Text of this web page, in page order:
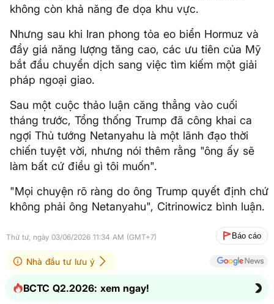
không còn khả năng đe dọa khu vực.
Nhưng sau khi Iran phong tỏa eo biển Hormuz và
đẩy giá năng lượng tăng cao, các ưu tiên của Mỹ
bắt đầu chuyển dịch sang việc tìm kiếm một giải
pháp ngoại giao.
Sau một cuộc thảo luận căng thẳng vào cuối
tháng trước, Tổng thống Trump đã công khai ca
ngợi Thủ tướng Netanyahu là một lãnh đạo thời
chiến tuyệt vời, nhưng nói thêm rằng "ông ấy sẽ
làm bất cứ điều gì tôi muốn".
"Mọi chuyện rõ ràng do ông Trump quyết định chứ
không phải ông Netanyahu", Citrinowicz bình luận.
Thứ tư, ngày 03/06/2026 11:34 AM (GMT+7) Báo cáo
Nhà đầu tư lưu ý
BCTC Q2.2026: xem ngay!